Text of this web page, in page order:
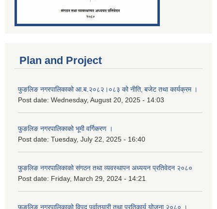
Plan and Project
फुङलिङ नगरपालिकाको आ.ब.२०८२।०८३ को नीति‚ बजेट तथा कार्यक्रम ।
Post date: Wednesday, August 20, 2025 - 14:03
फुङलिङ नगरपालिकाको भूमी वर्गिकरण ।
Post date: Tuesday, July 22, 2025 - 16:40
फुङलिङ नगरपालिकाको संगठन तथा व्यवस्थापन अध्ययन प्रतिवेदन २०८०
Post date: Friday, March 29, 2024 - 14:21
फुङलिङ नगरपालिकाको विपद् पूर्वातयारी तथा प्रतिकार्य योजना २०८० ।